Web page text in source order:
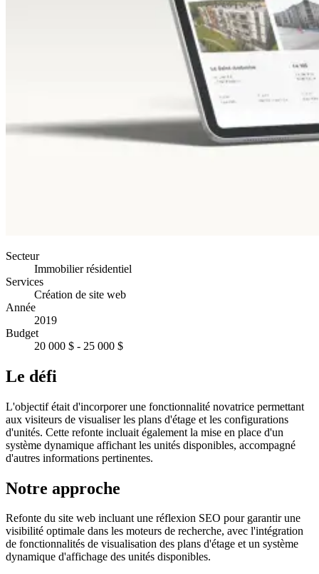
Secteur
Immobilier résidentiel
Services
Création de site web
Année
2019
Budget
20 000 $ - 25 000 $
Le défi
L'objectif était d'incorporer une fonctionnalité novatrice permettant
aux visiteurs de visualiser les plans d'étage et les configurations
d'unités. Cette refonte incluait également la mise en place d'un
système dynamique affichant les unités disponibles, accompagné
d'autres informations pertinentes.
Notre approche
Refonte du site web incluant une réflexion SEO pour garantir une
visibilité optimale dans les moteurs de recherche, avec l'intégration
de fonctionnalités de visualisation des plans d'étage et un système
dynamique d'affichage des unités disponibles.